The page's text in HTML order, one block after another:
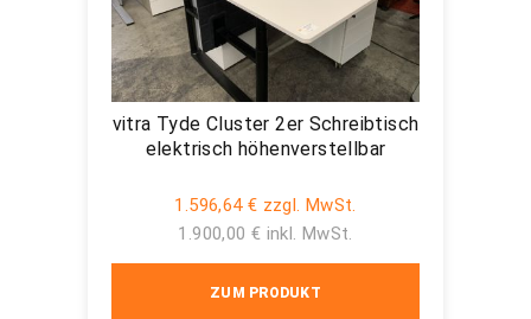
vitra Tyde Cluster 2er Schreibtisch
elektrisch höhenverstellbar
1.596,64 € zzgl. MwSt.
1.900,00 € inkl. MwSt.
ZUM PRODUKT